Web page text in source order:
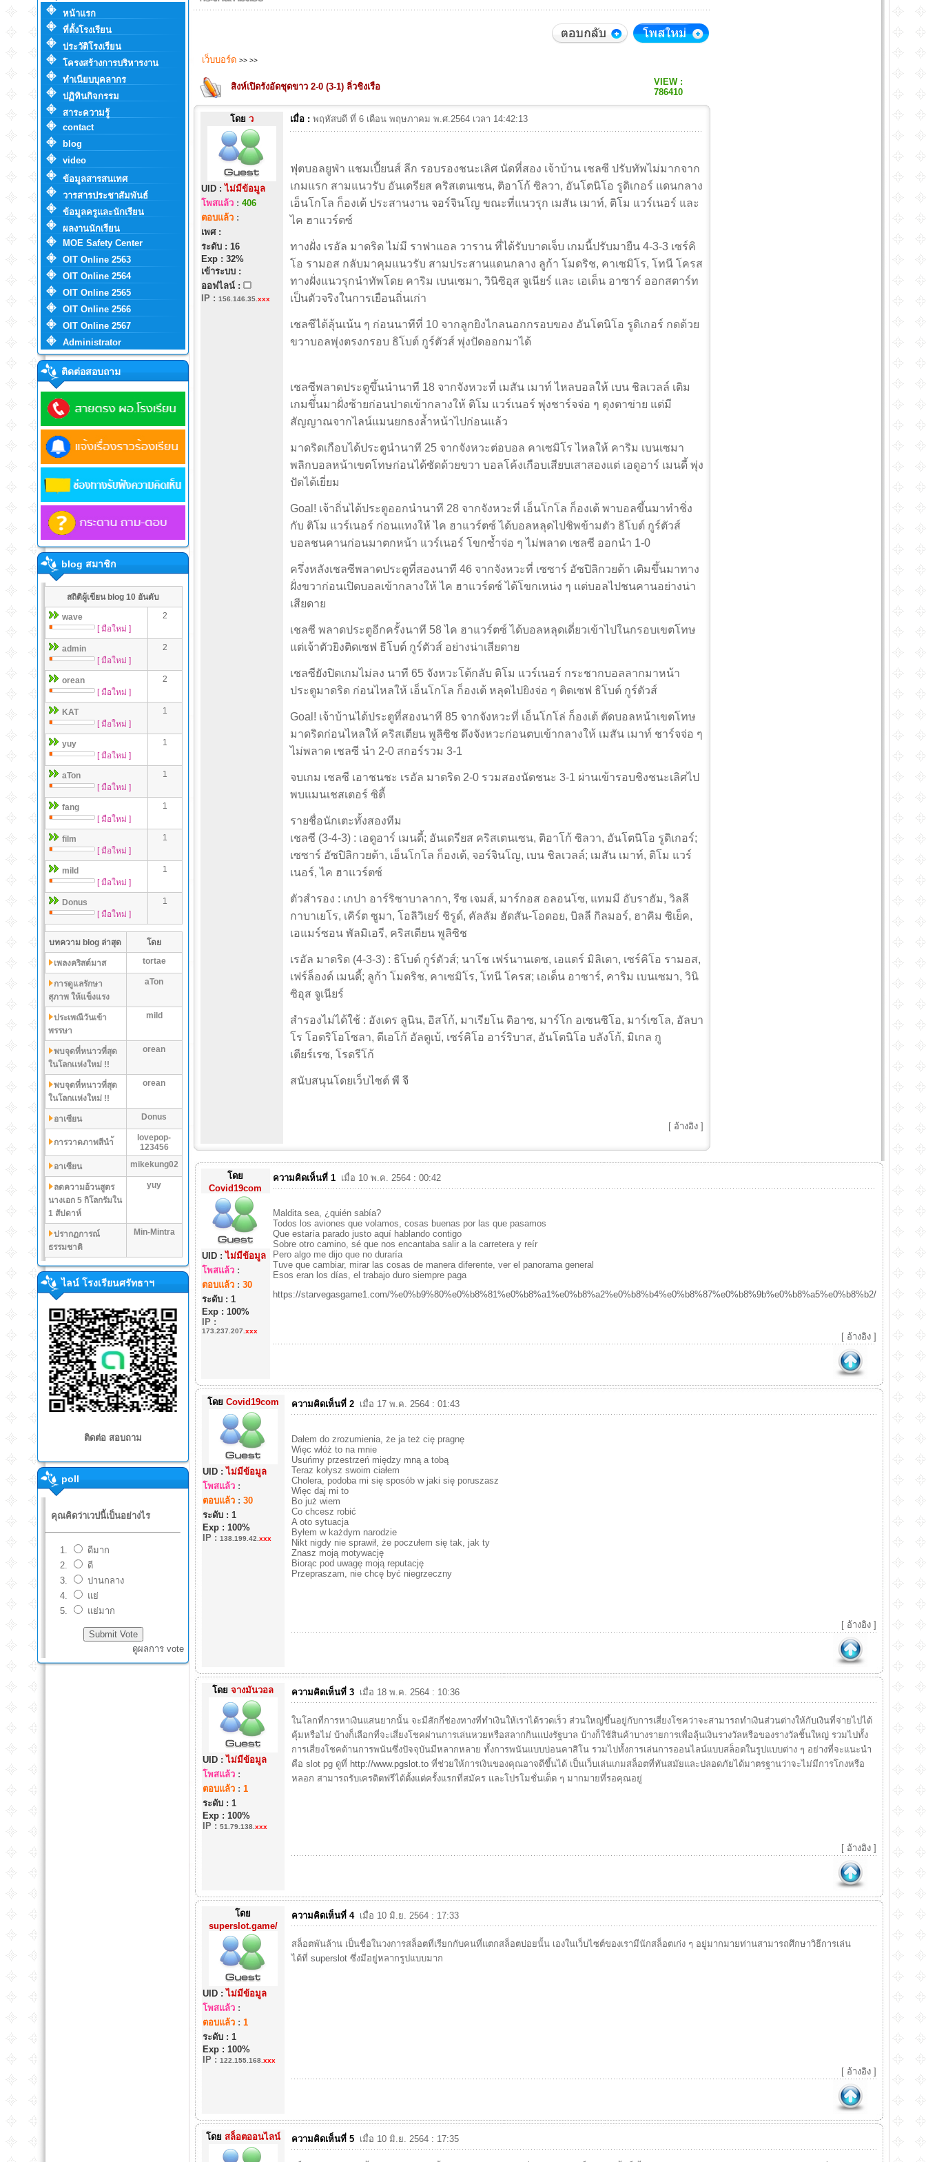
หน้าแรก
ที่ตั้งโรงเรียน
ประวัติโรงเรียน
โครงสร้างการบริหารงาน
ทำเนียบบุคลากร
ปฏิทินกิจกรรม
สาระความรู้
contact
blog
video
ข้อมูลสารสนเทศ
วารสารประชาสัมพันธ์
ข้อมูลครูและนักเรียน
ผลงานนักเรียน
MOE Safety Center
OIT Online 2563
OIT Online 2564
OIT Online 2565
OIT Online 2566
OIT Online 2567
Administrator
ติดต่อสอบถาม
blog สมาชิก
สถิติผู้เขียน blog 10 อันดับ
wave
[ มือใหม่ ]
2
admin
[ มือใหม่ ]
2
orean
[ มือใหม่ ]
2
KAT
[ มือใหม่ ]
1
yuy
[ มือใหม่ ]
1
aTon
[ มือใหม่ ]
1
fang
[ มือใหม่ ]
1
film
[ มือใหม่ ]
1
mild
[ มือใหม่ ]
1
Donus
[ มือใหม่ ]
1
บทความ blog ล่าสุด โดย
เพลงคริสต์มาส tortae
การดูแลรักษา
สุภาพ ให้แข็งแรง
aTon
ประเพณีวันเข้า
พรรษา
mild
พบจุดที่หนาวที่สุด
ในโลกเเห่งใหม่ !!
orean
พบจุดที่หนาวที่สุด
ในโลกเเห่งใหม่ !!
orean
อาเซียน Donus
การวาดภาพสีนำ้
lovepop-
123456
อาเซียน
mikekung02
ลดความอ้วนสูตร
นางเอก 5 กิโลกรัมใน
1 สัปดาห์
yuy
ปรากฏการณ์
ธรรมชาติ
Min-Mintra
ไลน์ โรงเรียนศรัทธาฯ
ติดต่อ สอบถาม
poll
คุณคิดว่าเวปนี้เป็นอย่างไร
ดีมาก
ดี
ปานกลาง
แย่
แย่มาก
ดูผลการ vote
เว็บบอร์ด >> >>
สิงห์เปิดรังอัดชุดขาว 2-0 (3-1) ลิ่วชิงเรือ
VIEW :
786410
โดย ว
UID :ไม่มีข้อมูล
โพสแล้ว : 406
ตอบแล้ว :
เพศ :
ระดับ : 16
Exp : 32%
เข้าระบบ :
ออฟไลน์ :
IP : 156.146.35. xxx
เมื่อ : พฤหัสบดี ที่ 6 เดือน พฤษภาคม พ.ศ.2564 เวลา 14:42:13
ฟุตบอลยูฟ่า แชมเปี้ยนส์ ลีก รอบรองชนะเลิศ นัดที่สอง เจ้าบ้าน เชลซี ปรับทัพไม่มากจาก
เกมแรก สามแนวรับ อันเดรียส คริสเตนเซน, ติอาโก้ ซิลวา, อันโตนิโอ รูดิเกอร์ แดนกลาง
เอ็นโกโล ก็องเต้ ประสานงาน จอร์จินโญ ขณะที่แนวรุก เมสัน เมาท์, ติโม แวร์เนอร์ และ
ไค ฮาแวร์ตซ์
ทางฝั่ง เรอัล มาดริด ไม่มี ราฟาแอล วาราน ที่ได้รับบาดเจ็บ เกมนี้ปรับมายืน 4-3-3 เซร์คิ
โอ รามอส กลับมาคุมแนวรับ สามประสานแดนกลาง ลูก้า โมดริช, คาเซมิโร, โทนี โครส
ทางฝั่งแนวรุกนำทัพโดย คาริม เบนเซมา, วินิซิอุส จูเนียร์ และ เอเด็น อาซาร์ ออกสตาร์ท
เป็นตัวจริงในการเยือนถิ่นเก่า
เชลซีได้ลุ้นเน้น ๆ ก่อนนาทีที่ 10 จากลูกยิงไกลนอกกรอบของ อันโตนิโอ รูดิเกอร์ กดด้วย
ขวาบอลพุ่งตรงกรอบ ธิโบต์ กูร์ตัวส์ พุ่งปัดออกมาได้
เชลซีพลาดประตูขึ้นนำนาที 18 จากจังหวะที่ เมสัน เมาท์ ไหลบอลให้ เบน ชิลเวลล์ เติม
เกมขึ่้นมาฝั่งซ้ายก่อนปาดเข้ากลางให้ ติโม แวร์เนอร์ พุ่งชาร์จจ่อ ๆ ตุงตาข่าย แต่มี
สัญญาณจากไลน์แมนยกธงล้ำหน้าไปก่อนแล้ว
มาดริดเกือบได้ประตูนำนาที 25 จากจังหวะต่อบอล คาเซมิโร ไหลให้ คาริม เบนเซมา
พลิกบอลหน้าเขตโทษก่อนได้ซัดด้วยขวา บอลโค้งเกือบเสียบเสาสองแต่ เอดูอาร์ เมนดี้ พุ่ง
ปัดได้เยี่ยม
Goal! เจ้าถิ่นได้ประตูออกนำนาที 28 จากจังหวะที่ เอ็นโกโล ก็องเต้ พาบอลขึ้นมาทำชิ่ง
กับ ติโม แวร์เนอร์ ก่อนแทงให้ ไค ฮาแวร์ตซ์ ได้บอลหลุดไปชิพข้ามตัว ธิโบต์ กูร์ตัวส์
บอลชนคานก่อนมาตกหน้า แวร์เนอร์ โขกซ้ำจ่อ ๆ ไม่พลาด เชลซี ออกนำ 1-0
ครึ่งหลังเชลซีพลาดประตูที่สองนาที 46 จากจังหวะที่ เซซาร์ อัซปิลิกวยต้า เติมขึ้นมาทาง
ฝั่งขวาก่อนเปิดบอลเข้ากลางให้ ไค ฮาแวร์ตซ์ ได้โขกเหน่ง ๆ แต่บอลไปชนคานอย่างน่า
เสียดาย
เชลซี พลาดประตูอีกครั้งนาที 58 ไค ฮาแวร์ตซ์ ได้บอลหลุดเดี่ยวเข้าไปในกรอบเขตโทษ
แต่เจ้าตัวยิงติดเซฟ ธิโบต์ กูร์ตัวส์ อย่างน่าเสียดาย
เชลซียังปิดเกมไม่ลง นาที 65 จังหวะโต้กลับ ติโม แวร์เนอร์ กระชากบอลลากมาหน้า
ประตูมาดริด ก่อนไหลให้ เอ็นโกโล ก็องเต้ หลุดไปยิงจ่อ ๆ ติดเซฟ ธิโบต์ กูร์ตัวส์
Goal! เจ้าบ้านได้ประตูที่สองนาที 85 จากจังหวะที่ เอ็นโกโล่ ก็องเต้ ตัดบอลหน้าเขตโทษ
มาดริดก่อนไหลให้ คริสเตียน พูลิซิช ดึงจังหวะก่อนตบเข้ากลางให้ เมสัน เมาท์ ชาร์จจ่อ ๆ
ไม่พลาด เชลซี นำ 2-0 สกอร์รวม 3-1
จบเกม เชลซี เอาชนชะ เรอัล มาดริด 2-0 รวมสองนัดชนะ 3-1 ผ่านเข้ารอบชิงชนะเลิศไป
พบแมนเชสเตอร์ ซิตี้
รายชื่อนักเตะทั้งสองทีม
เชลซี (3-4-3) : เอดูอาร์ เมนดี้; อันเดรียส คริสเตนเซน, ติอาโก้ ซิลวา, อันโตนิโอ รูดิเกอร์;
เซซาร์ อัซปิลิกวยต้า, เอ็นโกโล ก็องเต้, จอร์จินโญ, เบน ชิลเวลล์; เมสัน เมาท์, ติโม แวร์
เนอร์, ไค ฮาแวร์ตซ์
ตัวสำรอง : เกปา อาร์ริซาบาลากา, รีซ เจมส์, มาร์กอส อลอนโซ, แทมมี อับราฮัม, วิลลี
กาบาเยโร, เคิร์ต ซูมา, โอลิวิเยร์ ชิรูด์, คัลลัม ฮัดสัน-โอดอย, บิลลี กิลมอร์, ฮาคิม ซิเย็ค,
เอแมร์ซอน พัลมิเอรี, คริสเตียน พูลิซิช
เรอัล มาดริด (4-3-3) : ธิโบต์ กูร์ตัวส์; นาโช เฟร์นานเดซ, เอแดร์ มิลิเตา, เซร์คิโอ รามอส,
เฟร์ล็องด์ เมนดี้; ลูก้า โมดริช, คาเซมิโร, โทนี โครส; เอเด็น อาซาร์, คาริม เบนเซมา, วินิ
ซิอุส จูเนียร์
สำรองไม่ได้ใช้ : อังเดร ลูนิน, อิสโก้, มาเรียโน ดิอาซ, มาร์โก อเซนซิโอ, มาร์เซโล, อัลบา
โร โอดริโอโซลา, ดีเอโก้ อัลตูเบ้, เซร์คิโอ อาร์ริบาส, อันโตนิโอ บลังโก้, มิเกล กู
เตียร์เรซ, โรดรีโก้
สนับสนุนโดยเว็บไซต์ พี จี
[ อ้างอิง]
โดย
Covid19com
UID :ไม่มีข้อมูล
โพสแล้ว:
ตอบแล้ว: 30
ระดับ : 1
Exp : 100%
IP:
173.237.207. xxx
ความคิดเห็นที่ 1 เมื่อ 10 พ.ค. 2564 : 00:42
Maldita sea, ¿quién sabía?
Todos los aviones que volamos, cosas buenas por las que pasamos
Que estaría parado justo aquí hablando contigo
Sobre otro camino, sé que nos encantaba salir a la carretera y reír
Pero algo me dijo que no duraría
Tuve que cambiar, mirar las cosas de manera diferente, ver el panorama general
Esos eran los días, el trabajo duro siempre paga
https://starvegasgame1.com/%e0%b9%80%e0%b8%81%e0%b8%a1%e0%b8%a2%e0%b8%b4%e0%b8%87%e0%b8%9b%e0%b8%a5%e0%b8%b2/
[ อ้างอิง]
โดย Covid19com
UID :ไม่มีข้อมูล
โพสแล้ว :
ตอบแล้ว : 30
ระดับ : 1
Exp : 100%
IP : 138.199.42. xxx
ความคิดเห็นที่ 2 เมื่อ 17 พ.ค. 2564 : 01:43
Dałem do zrozumienia, że ​​ja też cię pragnę
Więc włóż to na mnie
Usuńmy przestrzeń między mną a tobą
Teraz kołysz swoim ciałem
Cholera, podoba mi się sposób w jaki się poruszasz
Więc daj mi to
Bo już wiem
Co chcesz robić
A oto sytuacja
Byłem w każdym narodzie
Nikt nigdy nie sprawił, że poczułem się tak, jak ty
Znasz moją motywację
Biorąc pod uwagę moją reputację
Przepraszam, nie chcę być niegrzeczny
[ อ้างอิง]
โดย จางมันวอล
UID :ไม่มีข้อมูล
โพสแล้ว :
ตอบแล้ว : 1
ระดับ : 1
Exp : 100%
IP : 51.79.138. xxx
ความคิดเห็นที่ 3 เมื่อ 18 พ.ค. 2564 : 10:36
ในโลกที่การหาเงินแสนยากนั้น จะมีสักกี่ช่องทางที่ทำเงินให้เราได้รวดเร็ว ส่วนใหญ่ขึ้นอยู่กับการเสี่ยงโชคว่าจะสามารถทำเงินส่วนต่างให้กับเงินที่จ่ายไปได้
คุ้มหรือไม่ บ้างก็เลือกที่จะเสี่ยงโชคผ่านการเล่นหวยหรือสลากกินแบ่งรัฐบาล บ้างก็ใช้สินค้าบางรายการเพื่อลุ้นเงินรางวัลหรือของรางวัลชิ้นใหญ่ รวมไปทั้ง
การเสี่ยงโชคด้านการพนันซึ่งปัจจุบันมีหลากหลาย ทั้งการพนันแบบบ่อนคาสิโน รวมไปทั้งการเล่นการออนไลน์แบบสล็อตในรูปแบบต่าง ๆ อย่างที่จะแนะนำ
คือ slot pg ดูที่ http://www.pgslot.toที่ช่วยให้การเงินของคุณอาจดีขึ้นได้ เป็นเว็บเล่นเกมสล็อตที่ทันสมัยและปลอดภัยได้มาตรฐานว่าจะไม่มีการโกงหรือ
หลอก สามารถรับเครดิตฟรีได้ตั้งแต่ครั้งแรกที่สมัคร และโปรโมชั่นเด็ด ๆ มากมายที่รอคุณอยู่
[ อ้างอิง]
โดย
superslot.game/
UID :ไม่มีข้อมูล
โพสแล้ว :
ตอบแล้ว : 1
ระดับ : 1
Exp : 100%
IP : 122.155.168. xxx
ความคิดเห็นที่ 4 เมื่อ 10 มิ.ย. 2564 : 17:33
สล็อตพันล้าน เป็นชื่อในวงการสล็อตที่เรียกกับคนที่แตกสล็อตบ่อยนั้น เองในเว็บไซต์ของเรามีนักสล็อตเก่ง ๆ อยู่มากมายท่านสามารถศึกษาวิธีการเล่น
ได้ที่ superslotซึ่งมีอยู่หลากรูปแบบมาก
[ อ้างอิง]
โดย สล็อตออนไลน์ ความคิดเห็นที่ 5 เมื่อ 10 มิ.ย. 2564 : 17:35